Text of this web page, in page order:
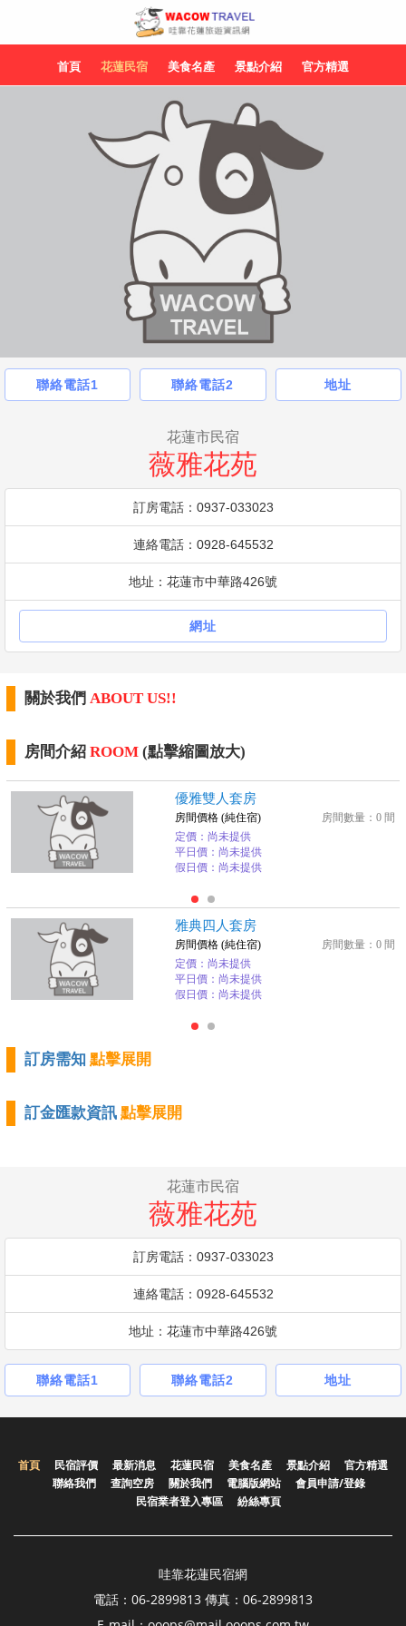
首頁 花蓮民宿 美食名產 景點介紹 官方精選
聯絡電話1 聯絡電話2 地址
花蓮市民宿
薇雅花苑
訂房電話：0937-033023
連絡電話：0928-645532
地址：花蓮市中華路426號
網址
關於我們 ABOUT US!!
房間介紹 ROOM (點擊縮圖放大)
優雅雙人套房
房間數量：0 間
房間價格 (純住宿)
定價：尚未提供
平日價：尚未提供
假日價：尚未提供
雅典四人套房
房間數量：0 間
房間價格 (純住宿)
定價：尚未提供
平日價：尚未提供
假日價：尚未提供
訂房需知 點擊展開
訂金匯款資訊 點擊展開
花蓮市民宿
薇雅花苑
訂房電話：0937-033023
連絡電話：0928-645532
地址：花蓮市中華路426號
聯絡電話1 聯絡電話2 地址
首頁 民宿評價 最新消息 花蓮民宿 美食名產 景點介紹
官方精選
聯絡我們
查詢空房 關於我們 電腦版網站
會員申請/登錄
民宿業者登入專區
紛絲專頁
哇靠花蓮民宿網
電話：06-2899813 傳真：06-2899813